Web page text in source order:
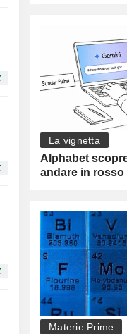
La vignetta
Alphabet
andare in rosso
Materie Prime